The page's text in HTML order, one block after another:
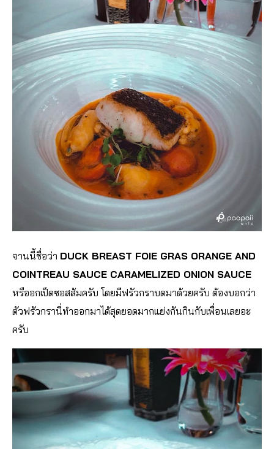
จานนี้ชื่อว่า DUCK BREAST FOIE GRAS ORANGE AND
COINTREAU SAUCE CARAMELIZED ONION SAUCE
หรืออกเป็ดซอสส้มครับ โดยมีฟรัวกราบดมาด้วยครับ ต้องบอกว่า
ตัวฟรัวกรานี่ทำออกมาได้สุดยอดมากแย่งกันกินกับเพื่อนเลยอะ
ครับ